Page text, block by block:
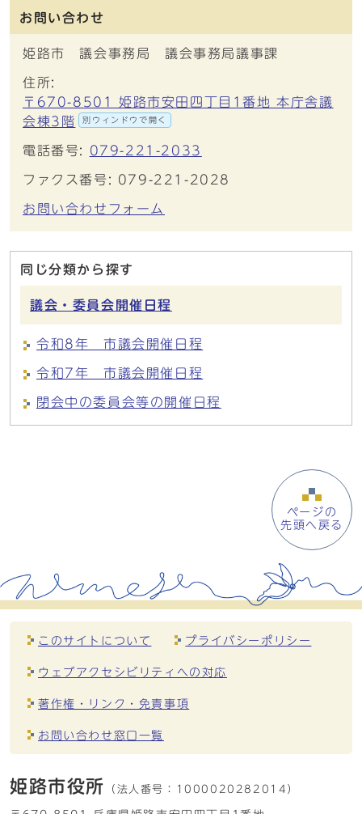
お問い合わせ
姫路市 議会事務局 議会事務局議事課
住所:
〒670-8501 姫路市安田四丁目1番地 本庁舎議
会棟3階
別ウィンドウで開く
電話番号: 079-221-2033
ファクス番号: 079-221-2028
お問い合わせフォーム
同じ分類から探す
議会・委員会開催日程
令和8年 市議会開催日程
令和7年 市議会開催日程
閉会中の委員会等の開催日程
ページの
先頭へ戻る
このサイトについて プライバシーポリシー
ウェブアクセシビリティへの対応
著作権・リンク・免責事項
お問い合わせ窓口一覧
姫路市役所 （法人番号： 1000020282014）